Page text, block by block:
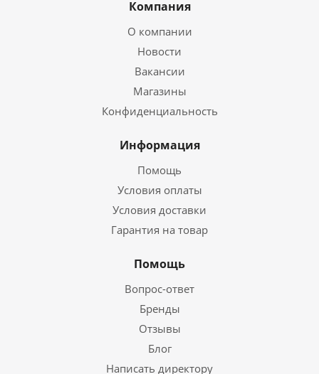
Компания
О компании
Новости
Вакансии
Магазины
Конфиденциальность
Информация
Помощь
Условия оплаты
Условия доставки
Гарантия на товар
Помощь
Вопрос-ответ
Бренды
Отзывы
Блог
Написать директору